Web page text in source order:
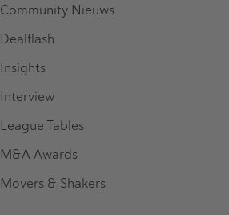
Community Nieuws
Dealflash
Insights
Interview
League Tables
M&A Awards
Movers & Shakers